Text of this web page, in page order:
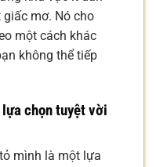
mơ. Nó cho
một cách khác
không thể tiếp
chọn tuyệt vời
mình là một lựa